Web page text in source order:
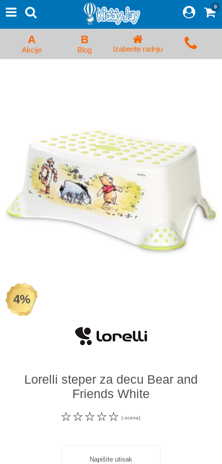
Proizvodi
Početna Prijava/Registracija
Kolica za bebe i dečija kolica
Kadice, noše i adapteri
Hranilice, flašice i cucle
Monitori, Ogradice i tricikli
Posteljine, vrećice i baldahini
AKCIJA
Prodavnica
0
A
Akcije
B
Blog Izaberite radnju
4%
Lorelli steper za decu Bear and
Friends White
☆
☆
☆
☆
☆ ( ocena)
Napišite utisak